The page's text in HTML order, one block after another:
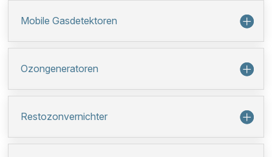
Mobile Gasdetektoren
Ozongeneratoren
Restozonvernichter